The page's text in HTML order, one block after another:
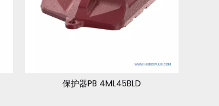
保护器PB 4ML45BLD